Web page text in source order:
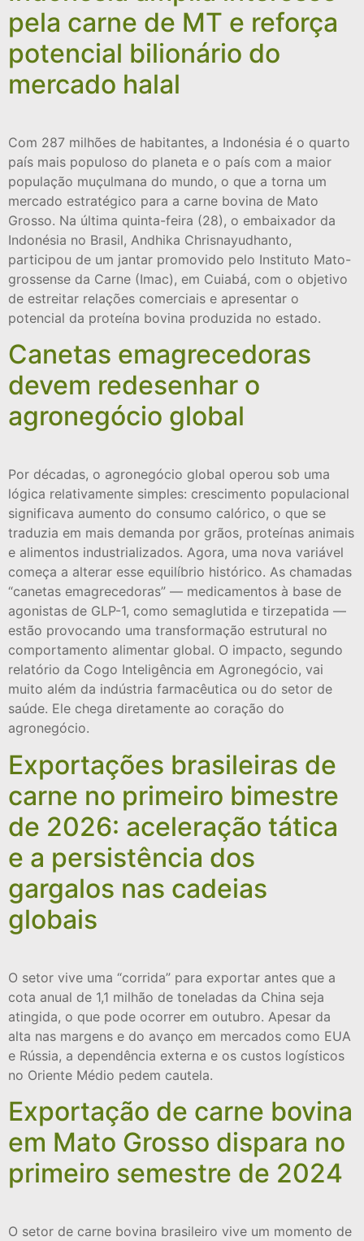
pela carne de MT e reforça
potencial bilionário do
mercado halal
Com 287 milhões de habitantes, a Indonésia é o quarto
país mais populoso do planeta e o país com a maior
população muçulmana do mundo, o que a torna um
mercado estratégico para a carne bovina de Mato
Grosso. Na última quinta-feira (28), o embaixador da
Indonésia no Brasil, Andhika Chrisnayudhanto,
participou de um jantar promovido pelo Instituto Mato-
grossense da Carne (Imac), em Cuiabá, com o objetivo
de estreitar relações comerciais e apresentar o
potencial da proteína bovina produzida no estado.
Canetas emagrecedoras
devem redesenhar o
agronegócio global
Por décadas, o agronegócio global operou sob uma
lógica relativamente simples: crescimento populacional
significava aumento do consumo calórico, o que se
traduzia em mais demanda por grãos, proteínas animais
e alimentos industrializados. Agora, uma nova variável
começa a alterar esse equilíbrio histórico. As chamadas
“canetas emagrecedoras” — medicamentos à base de
agonistas de GLP-1, como semaglutida e tirzepatida —
estão provocando uma transformação estrutural no
comportamento alimentar global. O impacto, segundo
relatório da Cogo Inteligência em Agronegócio, vai
muito além da indústria farmacêutica ou do setor de
saúde. Ele chega diretamente ao coração do
agronegócio.
Exportações brasileiras de
carne no primeiro bimestre
de 2026: aceleração tática
e a persistência dos
gargalos nas cadeias
globais
O setor vive uma “corrida” para exportar antes que a
cota anual de 1,1 milhão de toneladas da China seja
atingida, o que pode ocorrer em outubro. Apesar da
alta nas margens e do avanço em mercados como EUA
e Rússia, a dependência externa e os custos logísticos
no Oriente Médio pedem cautela.
Exportação de carne bovina
em Mato Grosso dispara no
primeiro semestre de 2024
O setor de carne bovina brasileiro vive um momento de